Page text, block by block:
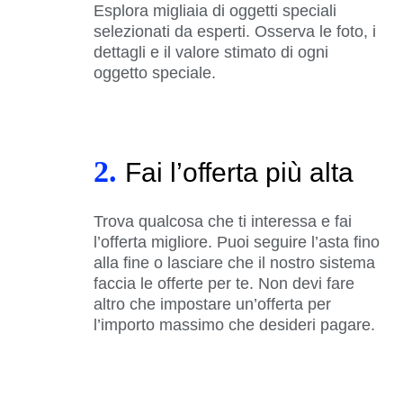
Esplora migliaia di oggetti speciali
selezionati da esperti. Osserva le foto, i
dettagli e il valore stimato di ogni
oggetto speciale.
2. Fai l’offerta più alta
Trova qualcosa che ti interessa e fai
l’offerta migliore. Puoi seguire l’asta fino
alla fine o lasciare che il nostro sistema
faccia le offerte per te. Non devi fare
altro che impostare un’offerta per
l’importo massimo che desideri pagare.